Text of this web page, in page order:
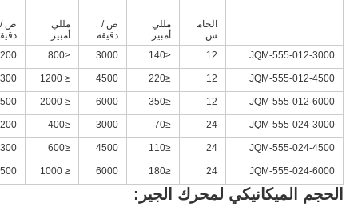
الخام
س
مللي
أمبير
ص /
دقيقة
مللي
أمبير
ص /
JQM-555-012-3000
12
≤140
3000
≤800
JQM-555-012-4500
12
≤220
4500
≤ 1200
JQM-555-012-6000
12
≤350
6000
≤ 2000
JQM-555-024-3000
24
≤70
3000
≤400
JQM-555-024-4500
24
≤110
4500
≤600
JQM-555-024-6000
24
≤180
6000
≤ 1000
الحجم الميكانيكي لمحرك الجير: